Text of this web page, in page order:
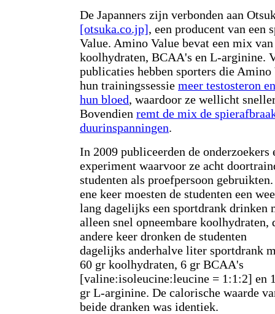
De Japanners zijn verbonden aan
[otsuka.co.jp], een producent van een
Value. Amino Value bevat een mix
koolhydraten, BCAA's en L-arginine.
publicaties hebben sporters die Amino
hun trainingssessie meer testosteron
hun bloed, waardoor ze wellicht
Bovendien remt de mix de
duurinspanningen.
In 2009 publiceerden de onderzoekers
experiment waarvoor ze acht
studenten als proefpersoon
ene keer moesten de studenten een
lang dagelijks een sportdrank drinken
alleen snel opneembare koolhydraten,
andere keer dronken de studenten
dagelijks anderhalve liter sportdrank
60 gr koolhydraten, 6 gr BCAA's
[valine:isoleucine:leucine = 1:1:2] en
gr L-arginine. De calorische waarde
beide dranken was identiek.